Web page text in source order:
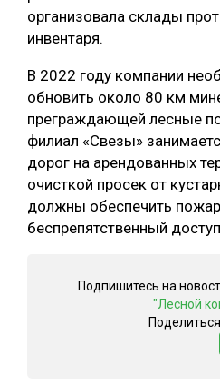
организовала склады
инвентаря.
В 2022 году компании
обновить около 80 км
преграждающей лесные
филиал «Свезы»
дорог на арендованных
очисткой просек от
должны обеспечить
беспрепятственный
Подпишитесь на
"Лесной